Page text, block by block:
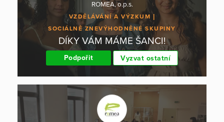
ROMEA, o.p.s.
VZDĚLÁVÁNÍ A VÝZKUM
SOCIÁLNĚ ZNEVÝHODNĚNÉ SKUPINY
DÍKY VÁM MÁME ŠANCI!
Podpořit Vyzvat ostatní